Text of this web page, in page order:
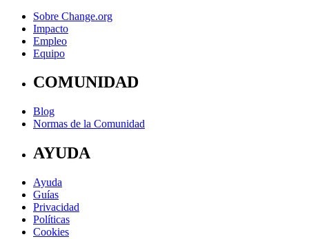
Sobre Change.org
Impacto
Empleo
Equipo
COMUNIDAD
Blog
Normas de la Comunidad
AYUDA
Ayuda
Guías
Privacidad
Políticas
Cookies